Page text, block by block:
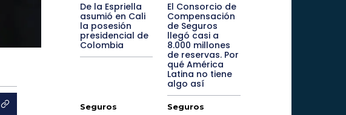
De la Espriella
asumió en Cali
la posesión
presidencial de
Colombia
El Consorcio de
Compensación
de Seguros
llegó casi a
8.000 millones
de reservas. Por
qué América
Latina no tiene
algo así
Seguros Seguros